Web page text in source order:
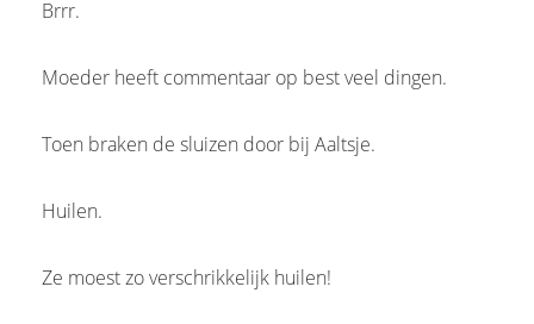
Brrr.
Moeder heeft commentaar op best veel dingen.
Toen braken de sluizen door bij Aaltsje.
Huilen.
Ze moest zo verschrikkelijk huilen!